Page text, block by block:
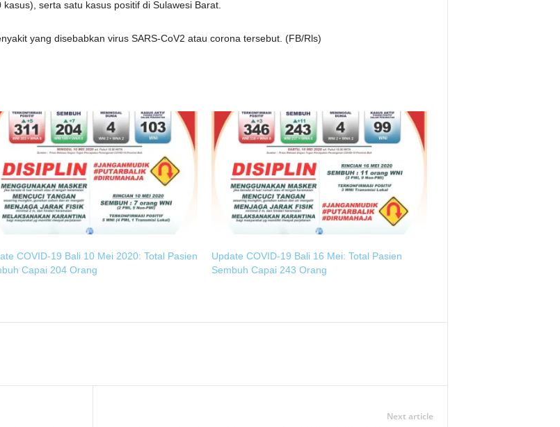
serta satu kasus positif di Sulawesi Barat.
yang disebabkan virus SARS-CoV2 atau corona tersebut. (FB/Rls)
COVID-19 Bali 10 Mei 2020: Total Pasien
Capai 204 Orang
Update COVID-19 Bali 16 Mei: Total Pasien
Sembuh Capai 243 Orang
Next article